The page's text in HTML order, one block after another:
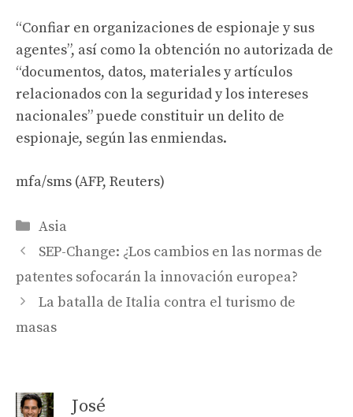
“Confiar en organizaciones de espionaje y sus
agentes”, así como la obtención no autorizada de
“documentos, datos, materiales y artículos
relacionados con la seguridad y los intereses
nacionales” puede constituir un delito de
espionaje, según las enmiendas.
mfa/sms (AFP, Reuters)
Categories
Asia
SEP-Change: ¿Los cambios en las normas de
patentes sofocarán la innovación europea?
La batalla de Italia contra el turismo de
masas
José